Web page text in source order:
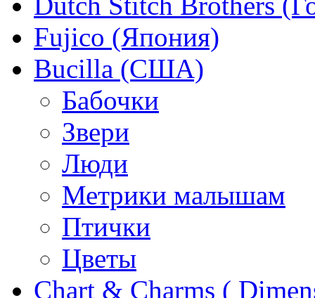
Fujico (Япония)
Bucilla (США)
Бабочки
Звери
Люди
Метрики малышам
Птички
Цветы
Chart & Charms (